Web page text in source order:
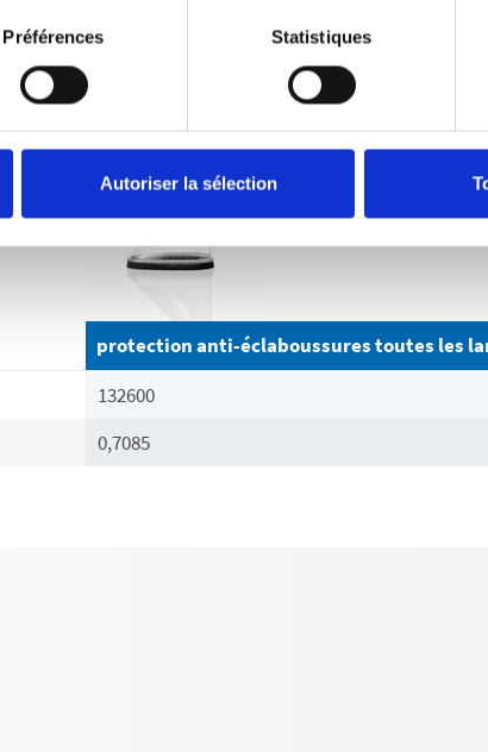
Préférences Statistiques
Autoriser la sélection
protection anti-éclaboussures toutes les
132600
0,7085